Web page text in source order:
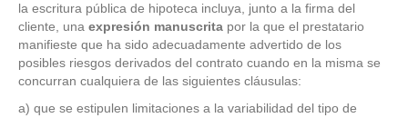
la escritura pública de hipoteca incluya, junto a la firma del
cliente, una expresión manuscrita por la que el prestatario
manifieste que ha sido adecuadamente advertido de los
posibles riesgos derivados del contrato cuando en la misma se
concurran cualquiera de las siguientes cláusulas:
a) que se estipulen limitaciones a la variabilidad del tipo de